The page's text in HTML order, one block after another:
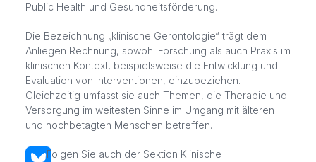
Public Health und Gesundheitsförderung.
Die Bezeichnung „klinische Gerontologie“ trägt dem
Anliegen Rechnung, sowohl Forschung als auch Praxis im
klinischen Kontext, beispielsweise die Entwicklung und
Evaluation von Interventionen, einzubeziehen.
Gleichzeitig umfasst sie auch Themen, die Therapie und
Versorgung im weitesten Sinne im Umgang mit älteren
und hochbetagten Menschen betreffen.
Folgen Sie auch der Sektion Klinische